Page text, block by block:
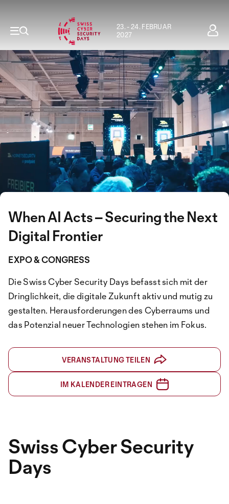
23. - 24. FEBRUAR
2027
When AI Acts – Securing the Next
Digital Frontier
EXPO & CONGRESS
Die Swiss Cyber Security Days befasst sich mit der
Dringlichkeit, die digitale Zukunft aktiv und mutig zu
gestalten. Herausforderungen des Cyberraums und
das Potenzial neuer Technologien stehen im Fokus.
VERANSTALTUNG TEILEN
IM KALENDER EINTRAGEN
Swiss Cyber Security
Days